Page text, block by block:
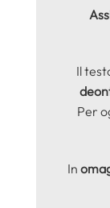
Il
Per
In